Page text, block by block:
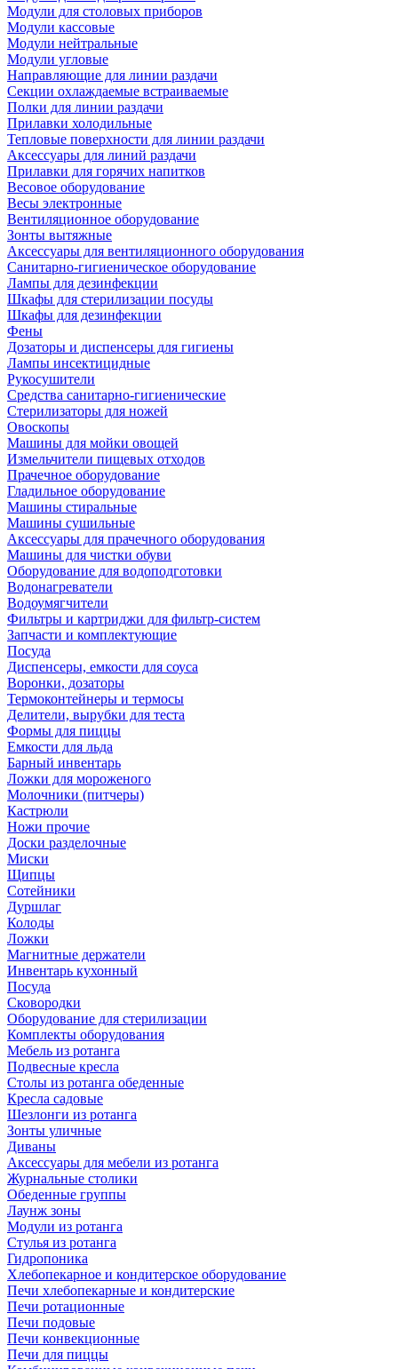
Модули для столовых приборов
Модули кассовые
Модули нейтральные
Модули угловые
Направляющие для линии раздачи
Секции охлаждаемые встраиваемые
Полки для линии раздачи
Прилавки холодильные
Тепловые поверхности для линии раздачи
Аксессуары для линий раздачи
Прилавки для горячих напитков
Весовое оборудование
Весы электронные
Вентиляционное оборудование
Зонты вытяжные
Аксессуары для вентиляционного оборудования
Санитарно-гигиеническое оборудование
Лампы для дезинфекции
Шкафы для стерилизации посуды
Шкафы для дезинфекции
Фены
Дозаторы и диспенсеры для гигиены
Лампы инсектицидные
Рукосушители
Средства санитарно-гигиенические
Стерилизаторы для ножей
Овоскопы
Машины для мойки овощей
Измельчители пищевых отходов
Прачечное оборудование
Гладильное оборудование
Машины стиральные
Машины сушильные
Аксессуары для прачечного оборудования
Машины для чистки обуви
Оборудование для водоподготовки
Водонагреватели
Водоумягчители
Фильтры и картриджи для фильтр-систем
Запчасти и комплектующие
Посуда
Диспенсеры, емкости для соуса
Воронки, дозаторы
Термоконтейнеры и термосы
Делители, вырубки для теста
Формы для пиццы
Емкости для льда
Барный инвентарь
Ложки для мороженого
Молочники (питчеры)
Кастрюли
Ножи прочие
Доски разделочные
Миски
Щипцы
Сотейники
Дуршлаг
Колоды
Ложки
Магнитные держатели
Инвентарь кухонный
Посуда
Сковородки
Оборудование для стерилизации
Комплекты оборудования
Мебель из ротанга
Подвесные кресла
Столы из ротанга обеденные
Кресла садовые
Шезлонги из ротанга
Зонты уличные
Диваны
Аксессуары для мебели из ротанга
Журнальные столики
Обеденные группы
Лаунж зоны
Модули из ротанга
Стулья из ротанга
Гидропоника
Хлебопекарное и кондитерское оборудование
Печи хлебопекарные и кондитерские
Печи ротационные
Печи подовые
Печи конвекционные
Печи для пиццы